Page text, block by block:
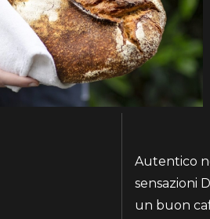
Autentico
sensazioni
un buon